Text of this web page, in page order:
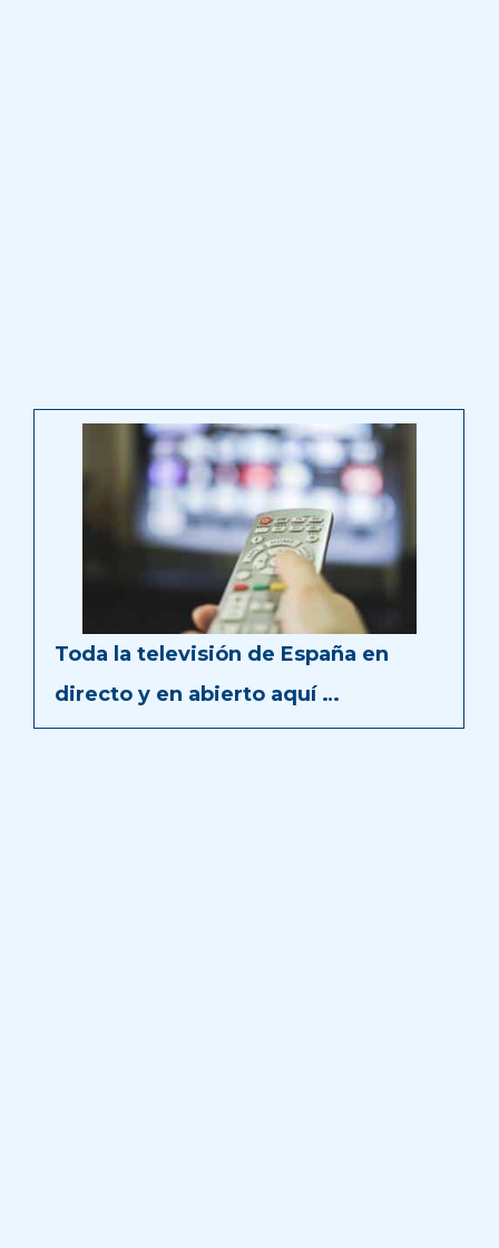
Toda la televisión de España en
directo y en abierto aquí …